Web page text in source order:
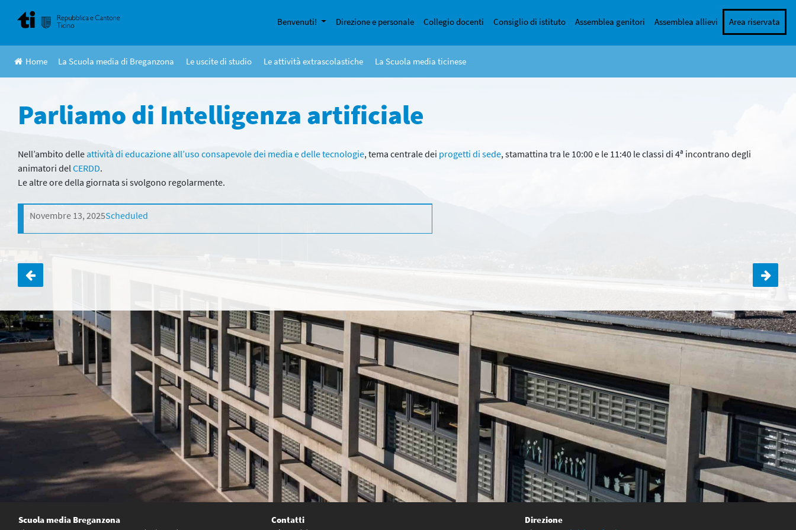
content
Benvenuti! Direzione e personale Collegio docenti Consiglio di istituto Assemblea genitori Assemblea allievi Area riservata
Home La Scuola media di Breganzona Le uscite di studio Le attività extrascolastiche La Scuola media ticinese
Parliamo di Intelligenza artificiale
Nell’ambito delleattività di educazione all’uso consapevole dei media e delle tecnologie, tema centrale dei progetti di sede, stamattina tra le 10:00 e le 11:40 le classi di 4ª incontrano degli
animatori del CERDD.
Le altre ore della giornata si svolgono regolarmente.
Novembre 13, 2025Scheduled
Navigazione
articoli
Scuola media Breganzona
Contatti
Direzione